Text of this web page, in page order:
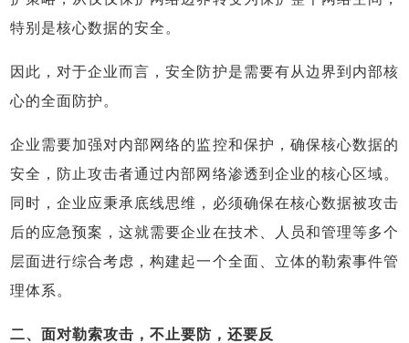
特别是核心数据的安全。
因此，对于企业而言，安全防护是需要有从边界到内部核
心的全面防护。
企业需要加强对内部网络的监控和保护，确保核心数据的
安全，防止攻击者通过内部网络渗透到企业的核心区域。
同时，企业应秉承底线思维，必须确保在核心数据被攻击
后的应急预案，这就需要企业在技术、人员和管理等多个
层面进行综合考虑，构建起一个全面、立体的勒索事件管
理体系。
二、面对勒索攻击，不止要防，还要反